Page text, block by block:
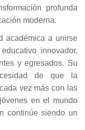
profunda
moderna.
académica a unirse
innovador,
y egresados. Su
de que la
vez más con las
en el mundo
continúe siendo un